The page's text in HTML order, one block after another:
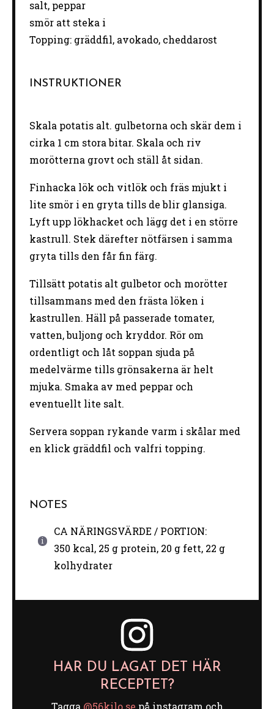
salt, peppar
smör att steka i
Topping: gräddfil, avokado, cheddarost
INSTRUKTIONER
Skala potatis alt. gulbetorna och skär dem i
cirka 1 cm stora bitar. Skala och riv
morötterna grovt och ställ åt sidan.
Finhacka lök och vitlök och fräs mjukt i
lite smör i en gryta tills de blir glansiga.
Lyft upp lökhacket och lägg det i en större
kastrull. Stek därefter nötfärsen i samma
gryta tills den får fin färg.
Tillsätt potatis alt gulbetor och morötter
tillsammans med den frästa löken i
kastrullen. Häll på passerade tomater,
vatten, buljong och kryddor. Rör om
ordentligt och låt soppan sjuda på
medelvärme tills grönsakerna är helt
mjuka. Smaka av med peppar och
eventuellt lite salt.
Servera soppan rykande varm i skålar med
en klick gräddfil och valfri topping.
NOTES
CA NÄRINGSVÄRDE / PORTION:
350 kcal, 25 g protein, 20 g fett, 22 g
kolhydrater
HAR DU LAGAT DET HÄR
RECEPTET?
Tagga @56kilo.se på instagram och